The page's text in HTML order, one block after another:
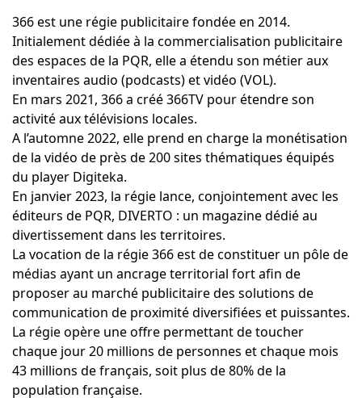
366 est une régie publicitaire fondée en 2014.
Initialement dédiée à la commercialisation publicitaire
des espaces de la PQR, elle a étendu son métier aux
inventaires audio (podcasts) et vidéo (VOL).
En mars 2021, 366 a créé 366TV pour étendre son
activité aux télévisions locales.
A l’automne 2022, elle prend en charge la monétisation
de la vidéo de près de 200 sites thématiques équipés
du player Digiteka.
En janvier 2023, la régie lance, conjointement avec les
éditeurs de PQR, DIVERTO : un magazine dédié au
divertissement dans les territoires.
La vocation de la régie 366 est de constituer un pôle de
médias ayant un ancrage territorial fort afin de
proposer au marché publicitaire des solutions de
communication de proximité diversifiées et puissantes.
La régie opère une offre permettant de toucher
chaque jour 20 millions de personnes et chaque mois
43 millions de français, soit plus de 80% de la
population française.